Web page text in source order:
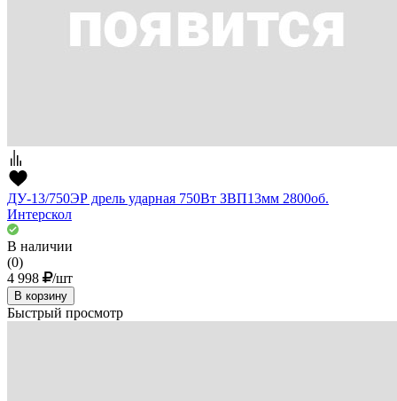
ДУ-13/750ЭР дрель ударная 750Вт ЗВП13мм 2800об.
Интерскол
В наличии
(0)
4 998
/шт
В корзину
Быстрый просмотр